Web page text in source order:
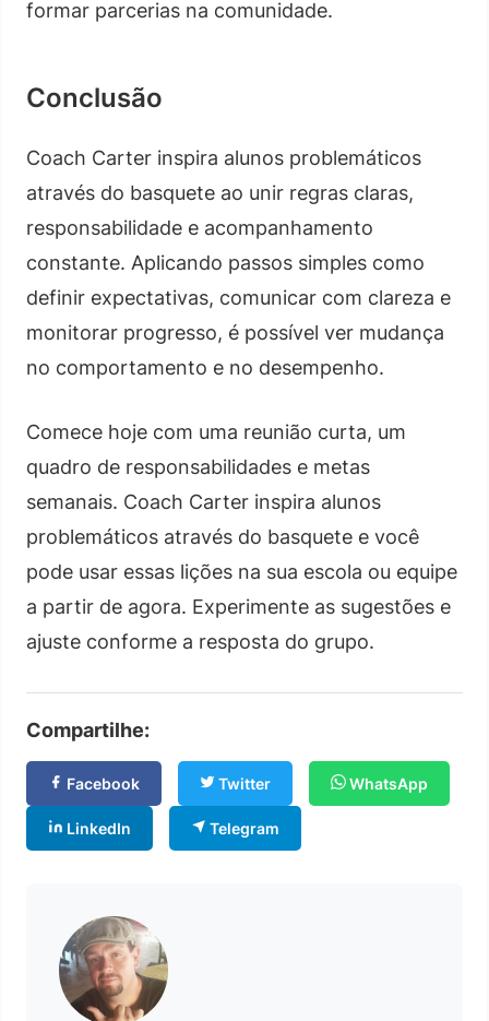
formar parcerias na comunidade.
Conclusão
Coach Carter inspira alunos problemáticos
através do basquete ao unir regras claras,
responsabilidade e acompanhamento
constante. Aplicando passos simples como
definir expectativas, comunicar com clareza e
monitorar progresso, é possível ver mudança
no comportamento e no desempenho.
Comece hoje com uma reunião curta, um
quadro de responsabilidades e metas
semanais. Coach Carter inspira alunos
problemáticos através do basquete e você
pode usar essas lições na sua escola ou equipe
a partir de agora. Experimente as sugestões e
ajuste conforme a resposta do grupo.
Compartilhe:
Facebook Twitter WhatsApp
LinkedIn Telegram